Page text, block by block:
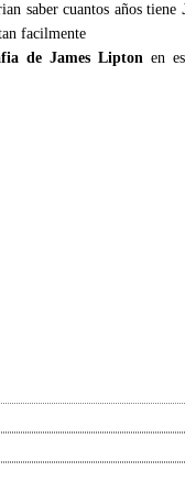
saber cuantos años tiene
facilmente
de James Lipton en